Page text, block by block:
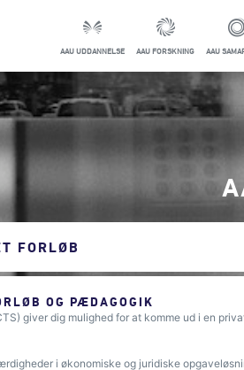
AAU UDDANNELSE AAU FORSKNING AAU
FORLØB
OG PÆDAGOGIK
giver dig mulighed for at komme ud i en
i økonomiske og juridiske